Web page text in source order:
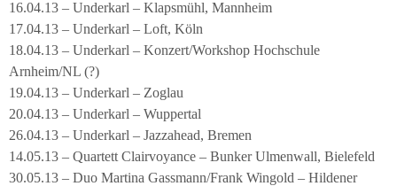
16.04.13 – Underkarl – Klapsmühl, Mannheim
17.04.13 – Underkarl – Loft, Köln
18.04.13 – Underkarl – Konzert/Workshop Hochschule
Arnheim/NL (?)
19.04.13 – Underkarl – Zoglau
20.04.13 – Underkarl – Wuppertal
26.04.13 – Underkarl – Jazzahead, Bremen
14.05.13 – Quartett Clairvoyance – Bunker Ulmenwall, Bielefeld
30.05.13 – Duo Martina Gassmann/Frank Wingold – Hildener